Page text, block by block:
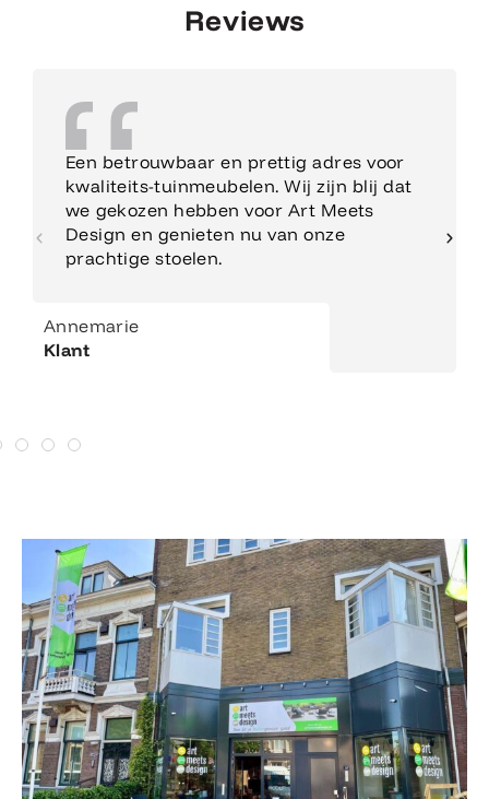
Reviews
Een betrouwbaar en prettig adres voor
kwaliteits-tuinmeubelen. Wij zijn blij dat
we gekozen hebben voor Art Meets
Design en genieten nu van onze
prachtige stoelen.
Annemarie
Klant